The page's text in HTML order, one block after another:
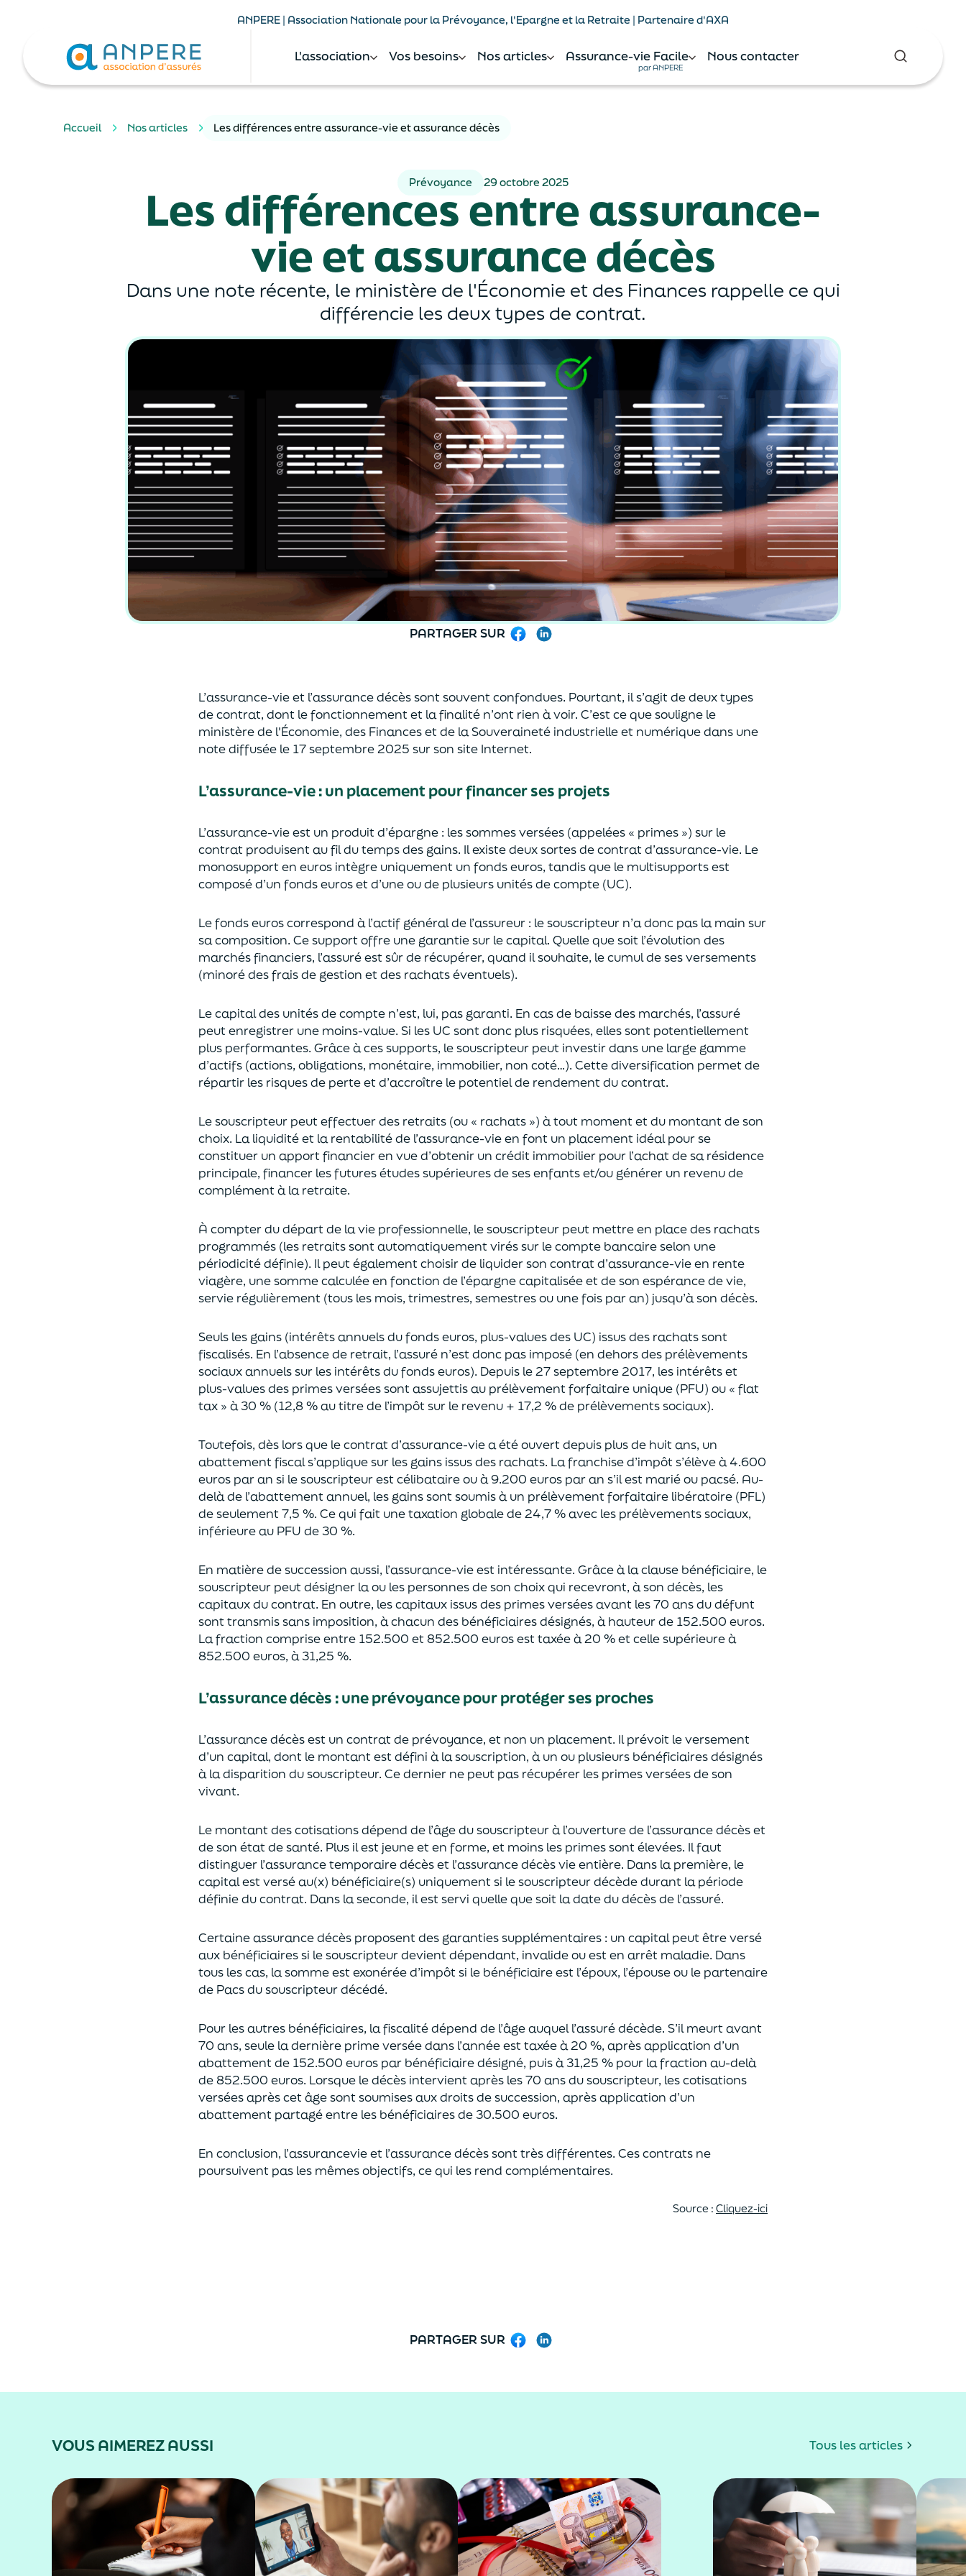
ANPERE | Association Nationale pour la Prévoyance, l'Epargne et la Retraite | Partenaire d'AXA
L'association Vos besoins Nos articles Assurance-vie Facile
par ANPERE
Nous contacter
Accueil Nos articles Les différences entre assurance-vie et assurance décès
Prévoyance 29 octobre 2025
Les différences entre assurance-
vie et assurance décès
Dans une note récente, le ministère de l'Économie et des Finances rappelle ce qui
différencie les deux types de contrat.
PARTAGER SUR Facebook
L’assurance-vie et l’assurance décès sontsouventconfondues. Pourtant, il s’agit de deux types
de contrat, dont le fonctionnement et la finalité n’ont rien à voir. C’est ce que souligne le
ministère de l'Économie, des Financeset de la Souveraineté industrielle et numériquedans une
note diffusée le 17 septembre 2025 sur son site Internet.
L’assurance-vie : un placement pour financer ses projets
L’assurance-vie est un produit d’épargne : les sommes versées (appelées « primes ») sur le
contrat produisent au fil du temps des gains. Il existe deux sortesde contrat d’assurance-vie. Le
monosupport en euros intègre uniquement un fonds euros, tandis que le multisupports est
composé d’un fonds euros et d’une ou de plusieurs unités de compte (UC).
Le fonds euros correspond à l’actif général de l’assureur : le souscripteur n’a donc pas la main sur
sa composition. Ce support offre une garantie sur le capital. Quelle que soit l’évolution des
marchés financiers, l’assuré est sûr de récupérer, quand il souhaite, le cumul de ses versements
(minoré des frais de gestion et des rachats éventuels).
Le capital des unités de compte n’est, lui, pas garanti. En casde baisse des marchés, l’assuré
peut enregistrer une moins-value. Si les UC sont donc plus risquées, elles sont potentiellement
plus performantes. Grâce à ces supports, le souscripteur peut investir dans une large gamme
d’actifs (actions, obligations, monétaire, immobilier, non coté…). Cette diversification permet de
répartir les risques de perte et d’accroître le potentielde rendement du contrat.
Le souscripteur peut effectuer des retraits (ou « rachats ») à tout moment et du montant de son
choix. Laliquiditéet la rentabilité de l’assurance-vie en font un placement idéal pour se
constituer un apport financier en vued’obtenir un crédit immobilier pour l’achat desa résidence
principale, financer les futures études supérieures de ses enfantset/ou générer un revenu de
complément à la retraite.
À compter du départ de la vie professionnelle, le souscripteur peut mettre en place des rachats
programmés (les retraits sont automatiquement virés sur le compte bancaireselon une
périodicité définie). Il peut également choisirde liquider son contrat d’assurance-vie en rente
viagère, une somme calculée en fonction de l’épargne capitalisée et deson espérance de vie,
servie régulièrement (tous les mois, trimestres, semestres ou une fois par an) jusqu’à son décès.
Seuls les gains (intérêts annuels du fonds euros, plus-values des UC) issus des rachats sont
fiscalisés. En l’absence de retrait, l’assuré n’est donc pas imposé (en dehors des prélèvements
sociaux annuels sur les intérêts du fonds euros). Depuis le 27 septembre 2017, les intérêts et
plus-values des primes verséessont assujettis au prélèvement forfaitaire unique (PFU) ou « flat
tax » à 30 % (12,8 % au titre de l’impôt sur le revenu + 17,2 % de prélèvements sociaux).
Toutefois, dès lors que le contrat d’assurance-vie a été ouvert depuis plus de huit ans, un
abattement fiscal s’applique sur les gains issus des rachats. La franchise d’impôts’élève à 4.600
euros par an si le souscripteurest célibataire ou à 9.200 euros par an s’il est marié ou pacsé. Au-
delàde l’abattement annuel, les gains sont soumis à un prélèvement forfaitaire libératoire (PFL)
de seulement 7,5 %. Ce qui fait une taxation globale de24,7 % avec les prélèvements sociaux,
inférieure au PFU de 30 %.
En matière de succession aussi, l’assurance-vie est intéressante. Grâce à la clause bénéficiaire, le
souscripteur peut désigner la ou les personnes de son choix qui recevront, à son décès, les
capitaux du contrat. En outre, les capitaux issus des primes versées avant les 70 ans du défunt
sont transmis sans imposition, à chacun des bénéficiaires désignés, à hauteur de 152.500 euros.
La fraction comprise entre 152.500 et 852.500 eurosest taxée à 20 % et celle supérieure à
852.500 euros, à 31,25 %.
L’assurance décès :une prévoyancepour protéger ses proches
L’assurance décès est un contrat de prévoyance, et non un placement. Il prévoit le versement
d’un capital, dont le montant est défini à la souscription, à un ou plusieurs bénéficiaires désignés
à la disparition du souscripteur. Ce dernier ne peut pas récupérer les primes versées de son
vivant.
Le montant des cotisations dépend de l’âgedu souscripteur à l’ouverture de l’assurance décès et
de son état de santé. Plus il est jeuneet en forme, et moins les primes sont élevées. Il faut
distinguer l’assurance temporaire décès et l’assurancedécèsvie entière. Dans la première, le
capital estversé au(x) bénéficiaire(s) uniquementsi le souscripteur décède durant la période
définie du contrat. Dans la seconde, il est servi quelle que soit la date du décès de l’assuré.
Certaine assurance décès proposentdes garanties supplémentaires : un capitalpeut être versé
aux bénéficiaires si le souscripteur devient dépendant, invalide ouest en arrêt maladie. Dans
tous les cas, la somme est exonérée d’impôt si le bénéficiaire est l’époux, l’épouse ou le partenaire
de Pacsdu souscripteur décédé.
Pour les autres bénéficiaires, la fiscalité dépend de l’âgeauquell’assuré décède. S’il meurt avant
70 ans, seule la dernière prime versée dans l’année esttaxée à 20 %, après application d’un
abattement de 152.500 euros par bénéficiaire désigné, puis à 31,25 % pour la fraction au-delà
de852.500 euros. Lorsque le décès intervient après les 70 ans du souscripteur, les cotisations
versées après cet âge sont soumises aux droits de succession, après application d’un
abattement partagé entre les bénéficiaires de 30.500 euros.
En conclusion, l’assurancevie et l’assurance décès sont très différentes. Ces contrats ne
poursuivent pas les mêmes objectifs, ce qui les rend complémentaires.
Source : Cliquez-ici
PARTAGER SUR Facebook
VOUS AIMEREZ AUSSI Tous les articles